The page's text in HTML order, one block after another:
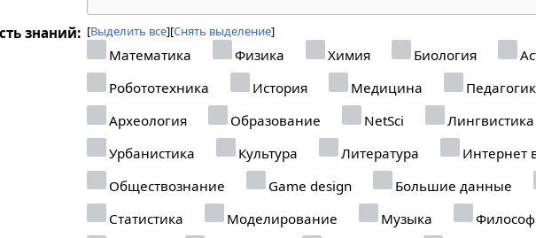
знаний: Выделить все Снять выделение
Математика Физика Химия Биология
Робототехника
История Медицина
Археология
Образование NetSci Лингвистика
Урбанистика
Культура Литература Интернет
Обществознание
Game design Большие данные
Статистика
Моделирование Музыка